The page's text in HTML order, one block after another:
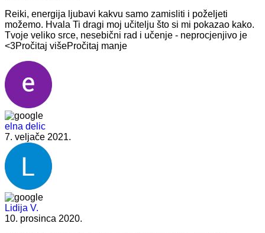
Reiki, energija ljubavi kakvu samo zamisliti i poželjeti
možemo. Hvala Ti dragi moj učitelju što si mi pokazao kako.
Tvoje veliko srce, nesebični rad i učenje - neprocjenjivo je
<3Pročitaj višePročitaj manje
elna delic
7. veljače 2021.
Lidija V.
10. prosinca 2020.